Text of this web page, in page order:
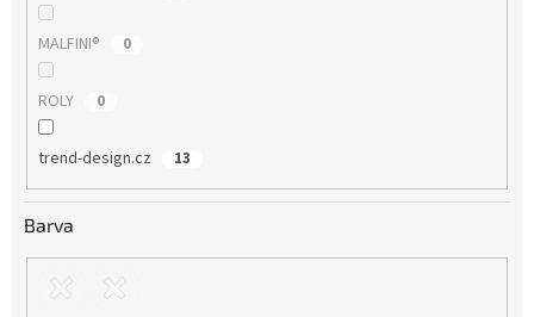
MALFINI® 0
ROLY 0
trend-design.cz 13
Barva